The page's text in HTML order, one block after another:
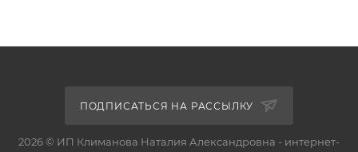
ПОДПИСАТЬСЯ НА РАССЫЛКУ
2026 © ИП Климанова Наталия Александровна - интернет-